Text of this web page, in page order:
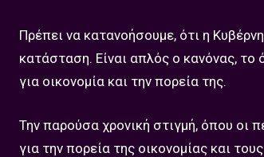
Πρέπει να κατανοήσουμε, ότι η
κατάσταση. Είναι απλός ο κανόνας, το
για οικονομία και την πορεία της.
Την παρούσα χρονική στιγμή, όπου οι
για την πορεία της οικονομίας και